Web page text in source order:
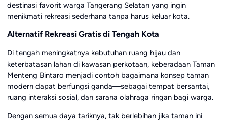
destinasi favorit warga Tangerang Selatan yang ingin
menikmati rekreasi sederhana tanpa harus keluar kota.
Alternatif Rekreasi Gratis di Tengah Kota
Di tengah meningkatnya kebutuhan ruang hijau dan
keterbatasan lahan di kawasan perkotaan, keberadaan Taman
Menteng Bintaro menjadi contoh bagaimana konsep taman
modern dapat berfungsi ganda—sebagai tempat bersantai,
ruang interaksi sosial, dan sarana olahraga ringan bagi warga.
Dengan semua daya tariknya, tak berlebihan jika taman ini